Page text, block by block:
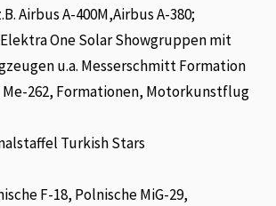
Airbus A-400M,Airbus A-380;
One Solar Showgruppen mit
u.a. Messerschmitt Formation
Me-262, Formationen, Motorkunstflug
Turkish Stars
F-18, Polnische MiG-29,